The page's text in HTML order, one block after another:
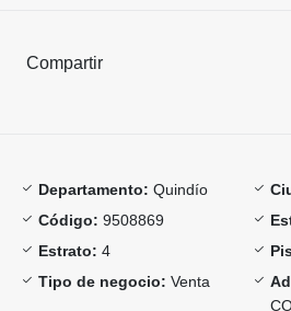
Compartir
Departamento: Quindío
Código: 9508869
Estrato: 4
Tipo de negocio: Venta